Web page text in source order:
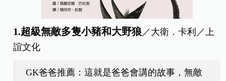
1.超級無敵多隻小豬和大野狼 ／ 大衛 ．卡利 ／上
誼文化
GK爸爸推薦：這就是爸爸會講的故事，無敵